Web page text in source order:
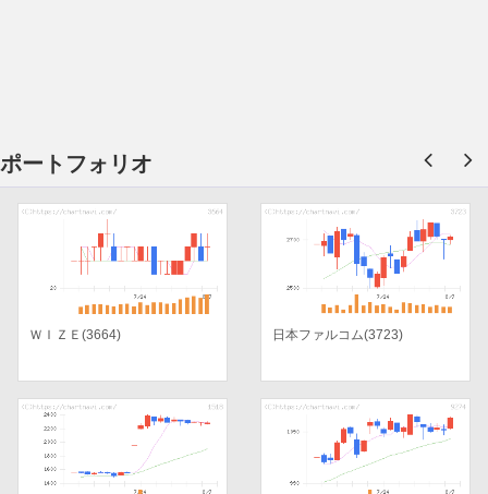
ポートフォリオ
ＷＩＺＥ(3664) 日本ファルコム(3723)